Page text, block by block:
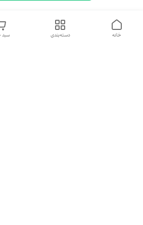
سبد دسته‌بندی خانه